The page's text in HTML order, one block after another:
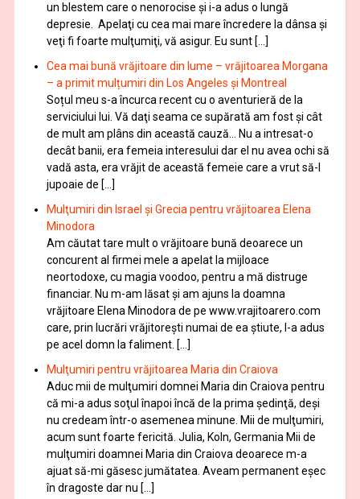
un blestem care o nenorocise și i-a adus o lungă
depresie. Apelaţi cu cea mai mare încredere la dânsa şi
veţi fi foarte mulţumiţi, vă asigur. Eu sunt […]
Cea mai bună vrăjitoare din lume – vrăjitoarea Morgana
– a primit mulțumiri din Los Angeles și Montreal
Soțul meu s-a încurca recent cu o aventurieră de la
serviciului lui. Vă daţi seama ce supărată am fost şi cât
de mult am plâns din această cauză… Nu a intresat-o
decât banii, era femeia interesului dar el nu avea ochi să
vadă asta, era vrăjit de această femeie care a vrut să-l
jupoaie de […]
Mulţumiri din Israel și Grecia pentru vrăjitoarea Elena
Minodora
Am căutat tare mult o vrăjitoare bună deoarece un
concurent al firmei mele a apelat la mijloace
neortodoxe, cu magia voodoo, pentru a mă distruge
financiar. Nu m-am lăsat şi am ajuns la doamna
vrăjitoare Elena Minodora de pe www.vrajitoarero.com
care, prin lucrări vrăjitorești numai de ea ştiute, l-a adus
pe acel domn la faliment. […]
Mulţumiri pentru vrăjitoarea Maria din Craiova
Aduc mii de mulţumiri domnei Maria din Craiova pentru
că mi-a adus soţul înapoi încă de la prima şedinţă, deşi
nu credeam într-o asemenea minune. Mii de mulţumiri,
acum sunt foarte fericită. Julia, Koln, Germania Mii de
mulţumiri doamnei Maria din Craiova deoarece m-a
ajuat să-mi găsesc jumătatea. Aveam permanent eşec
în dragoste dar nu […]